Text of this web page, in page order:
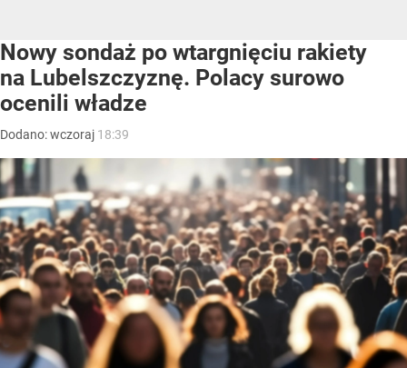
Nowy sondaż po wtargnięciu rakiety
na Lubelszczyznę. Polacy surowo
ocenili władze
Dodano:wczoraj 18:39